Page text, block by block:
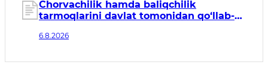
sanasi 07.08.2026
Chorvachilik hamda baliqchilik
tarmoqlarini davlat tomonidan qo‘llab-
tadbirlari to‘g‘risida
6.8.2026